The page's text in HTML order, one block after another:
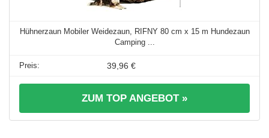
Hühnerzaun Mobiler Weidezaun, RIFNY 80 cm x 15 m Hundezaun
Camping ...
39,96 €
ZUM TOP ANGEBOT »